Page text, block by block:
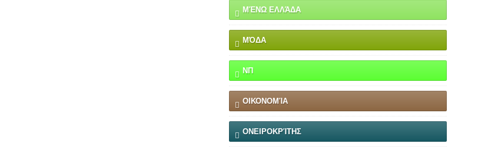
ΜΈΝΩ ΕΛΛΆΔΑ
ΜΌΔΑ
ΝΠ
ΟΙΚΟΝΟΜΊΑ
ΟΝΕΙΡΟΚΡΊΤΗΣ